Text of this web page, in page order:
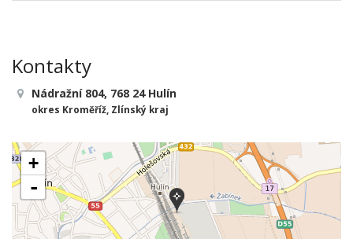
Kontakty
Nádražní 804, 768 24 Hulín
okres Kroměříž, Zlínský kraj
+
-